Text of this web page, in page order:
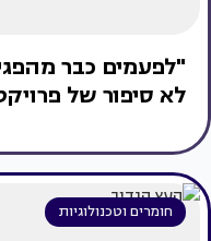
"לפעמים כבר
לא סיפור של
חומרים וטכנולוגיות